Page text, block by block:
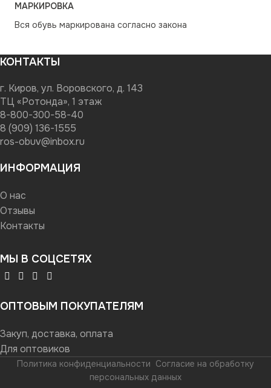
МАРКИРОВКА
Вся обувь маркирована согласно закона
КОНТАКТЫ
г. Киров, ул. Воровского, д. 143
ТЦ «Ротонда», 1 этаж
8-800-300-58-40
8 (909) 136-1555
ros-obuv@inbox.ru
ИНФОРМАЦИЯ
О нас
Отзывы
Контакты
МЫ В СОЦСЕТЯХ
ОПТОВЫМ ПОКУПАТЕЛЯМ
Закуп, доставка, оплата
Для оптовиков
Политика конфиденциальности Согласие на обработку
персональных данных